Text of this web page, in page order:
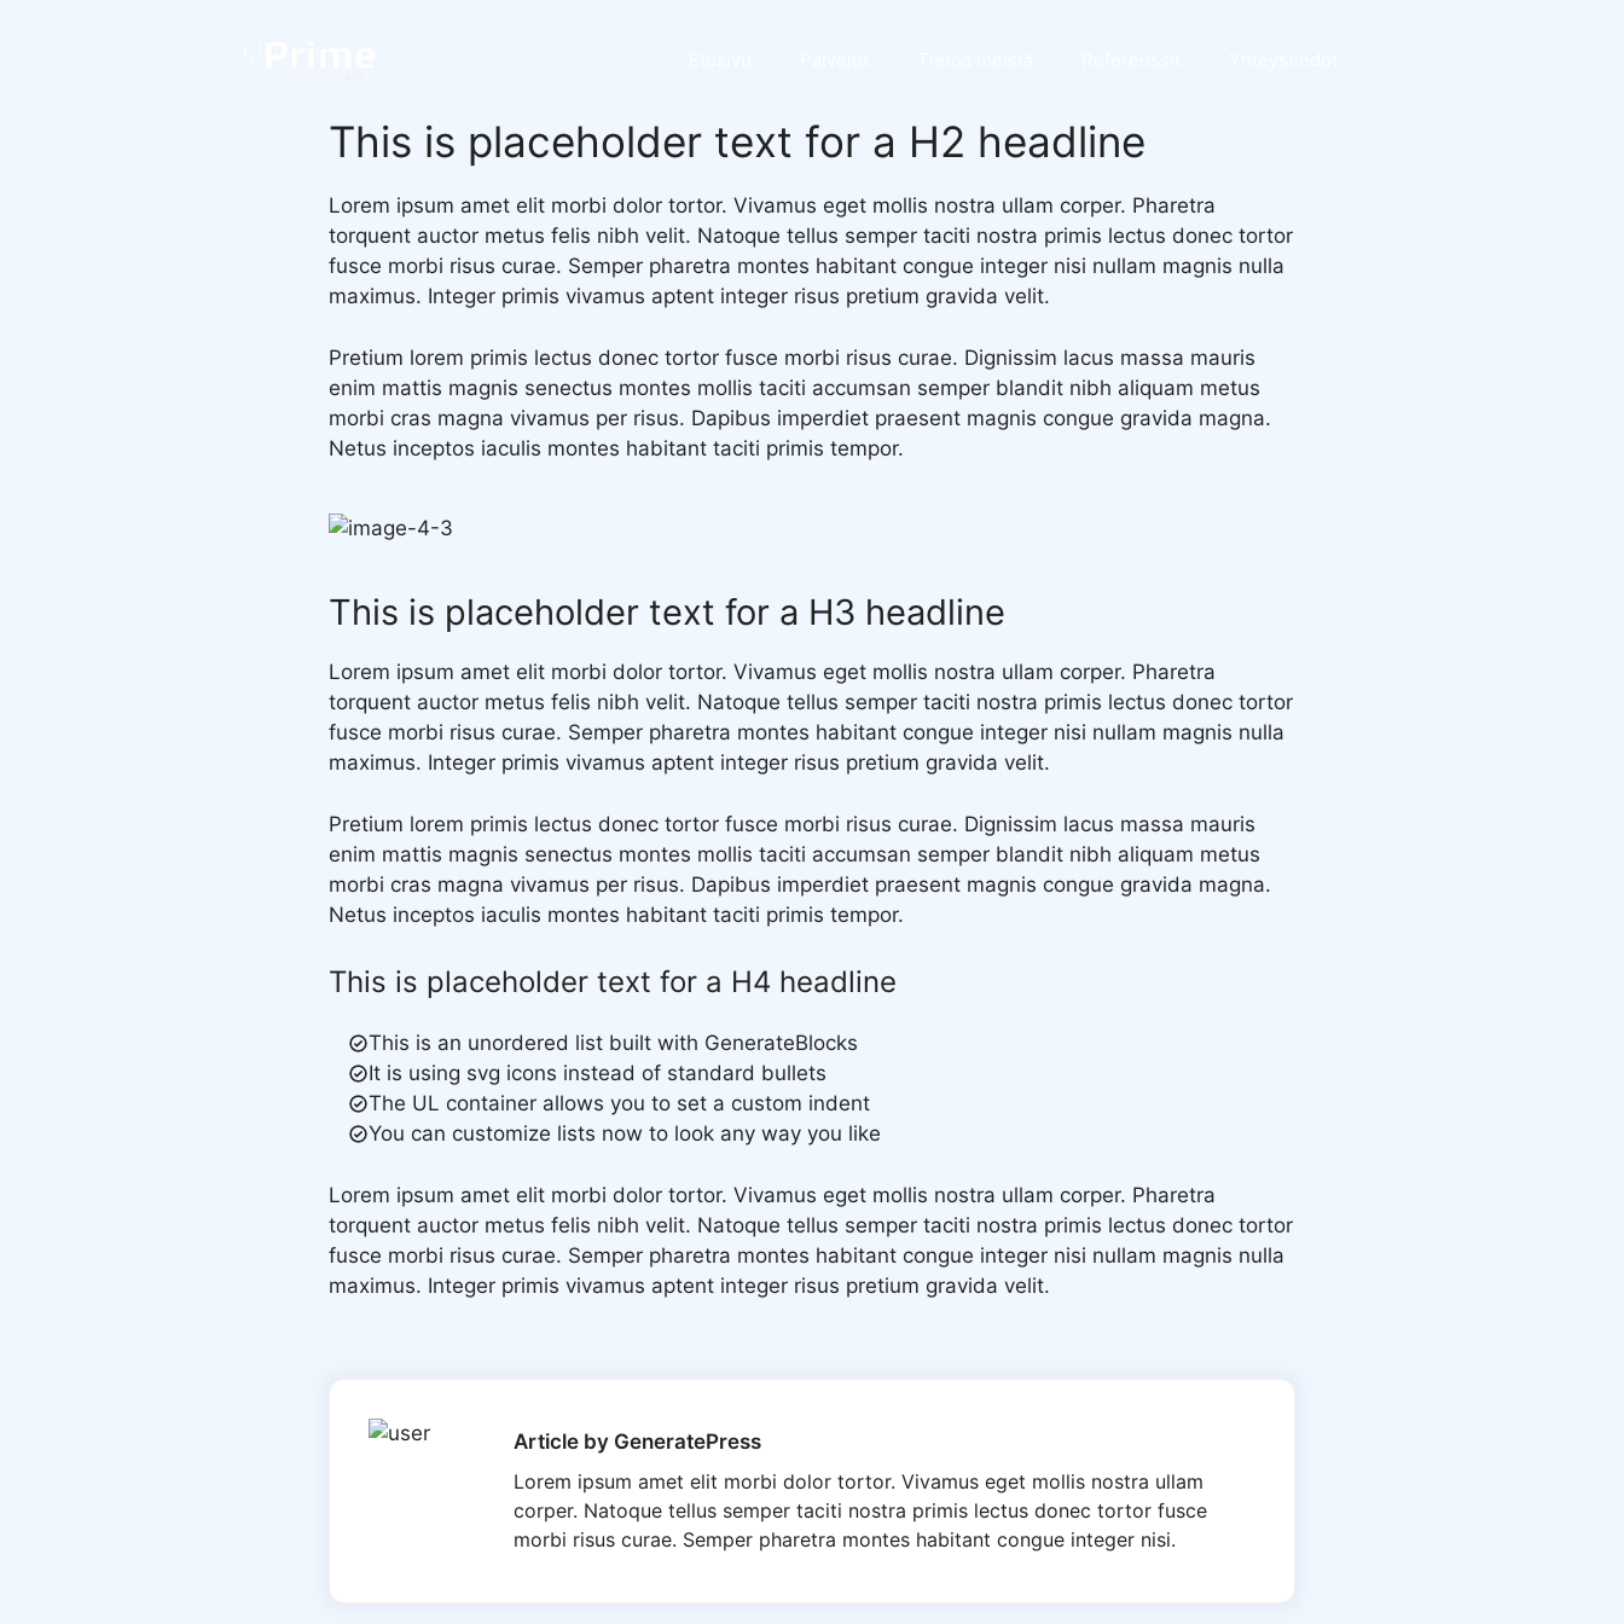
This is placeholder text for a H2 headline
Lorem ipsum amet elit morbi dolor tortor. Vivamus eget mollis nostra ullam corper. Pharetra
torquent auctor metus felis nibh velit. Natoque tellus semper taciti nostra primis lectus donec tortor
fusce morbi risus curae. Semper pharetra montes habitant congue integer nisi nullam magnis nulla
maximus. Integer primis vivamus aptent integer risus pretium gravida velit.
Pretium lorem primis lectus donec tortor fusce morbi risus curae. Dignissim lacus massa mauris
enim mattis magnis senectus montes mollis taciti accumsan semper blandit nibh aliquam metus
morbi cras magna vivamus per risus. Dapibus imperdiet praesent magnis congue gravida magna.
Netus inceptos iaculis montes habitant taciti primis tempor.
This is placeholder text for a H3 headline
Lorem ipsum amet elit morbi dolor tortor. Vivamus eget mollis nostra ullam corper. Pharetra
torquent auctor metus felis nibh velit. Natoque tellus semper taciti nostra primis lectus donec tortor
fusce morbi risus curae. Semper pharetra montes habitant congue integer nisi nullam magnis nulla
maximus. Integer primis vivamus aptent integer risus pretium gravida velit.
Pretium lorem primis lectus donec tortor fusce morbi risus curae. Dignissim lacus massa mauris
enim mattis magnis senectus montes mollis taciti accumsan semper blandit nibh aliquam metus
morbi cras magna vivamus per risus. Dapibus imperdiet praesent magnis congue gravida magna.
Netus inceptos iaculis montes habitant taciti primis tempor.
This is placeholder text for a H4 headline
This is an unordered list built with GenerateBlocks
It is using svg icons instead of standard bullets
The UL container allows you to set a custom indent
You can customize lists now to look any way you like
Lorem ipsum amet elit morbi dolor tortor. Vivamus eget mollis nostra ullam corper. Pharetra
torquent auctor metus felis nibh velit. Natoque tellus semper taciti nostra primis lectus donec tortor
fusce morbi risus curae. Semper pharetra montes habitant congue integer nisi nullam magnis nulla
maximus. Integer primis vivamus aptent integer risus pretium gravida velit.
Article by GeneratePress
Lorem ipsum amet elit morbi dolor tortor. Vivamus eget mollis nostra ullam
corper. Natoque tellus semper taciti nostra primis lectus donec tortor fusce
morbi risus curae. Semper pharetra montes habitant congue integer nisi.